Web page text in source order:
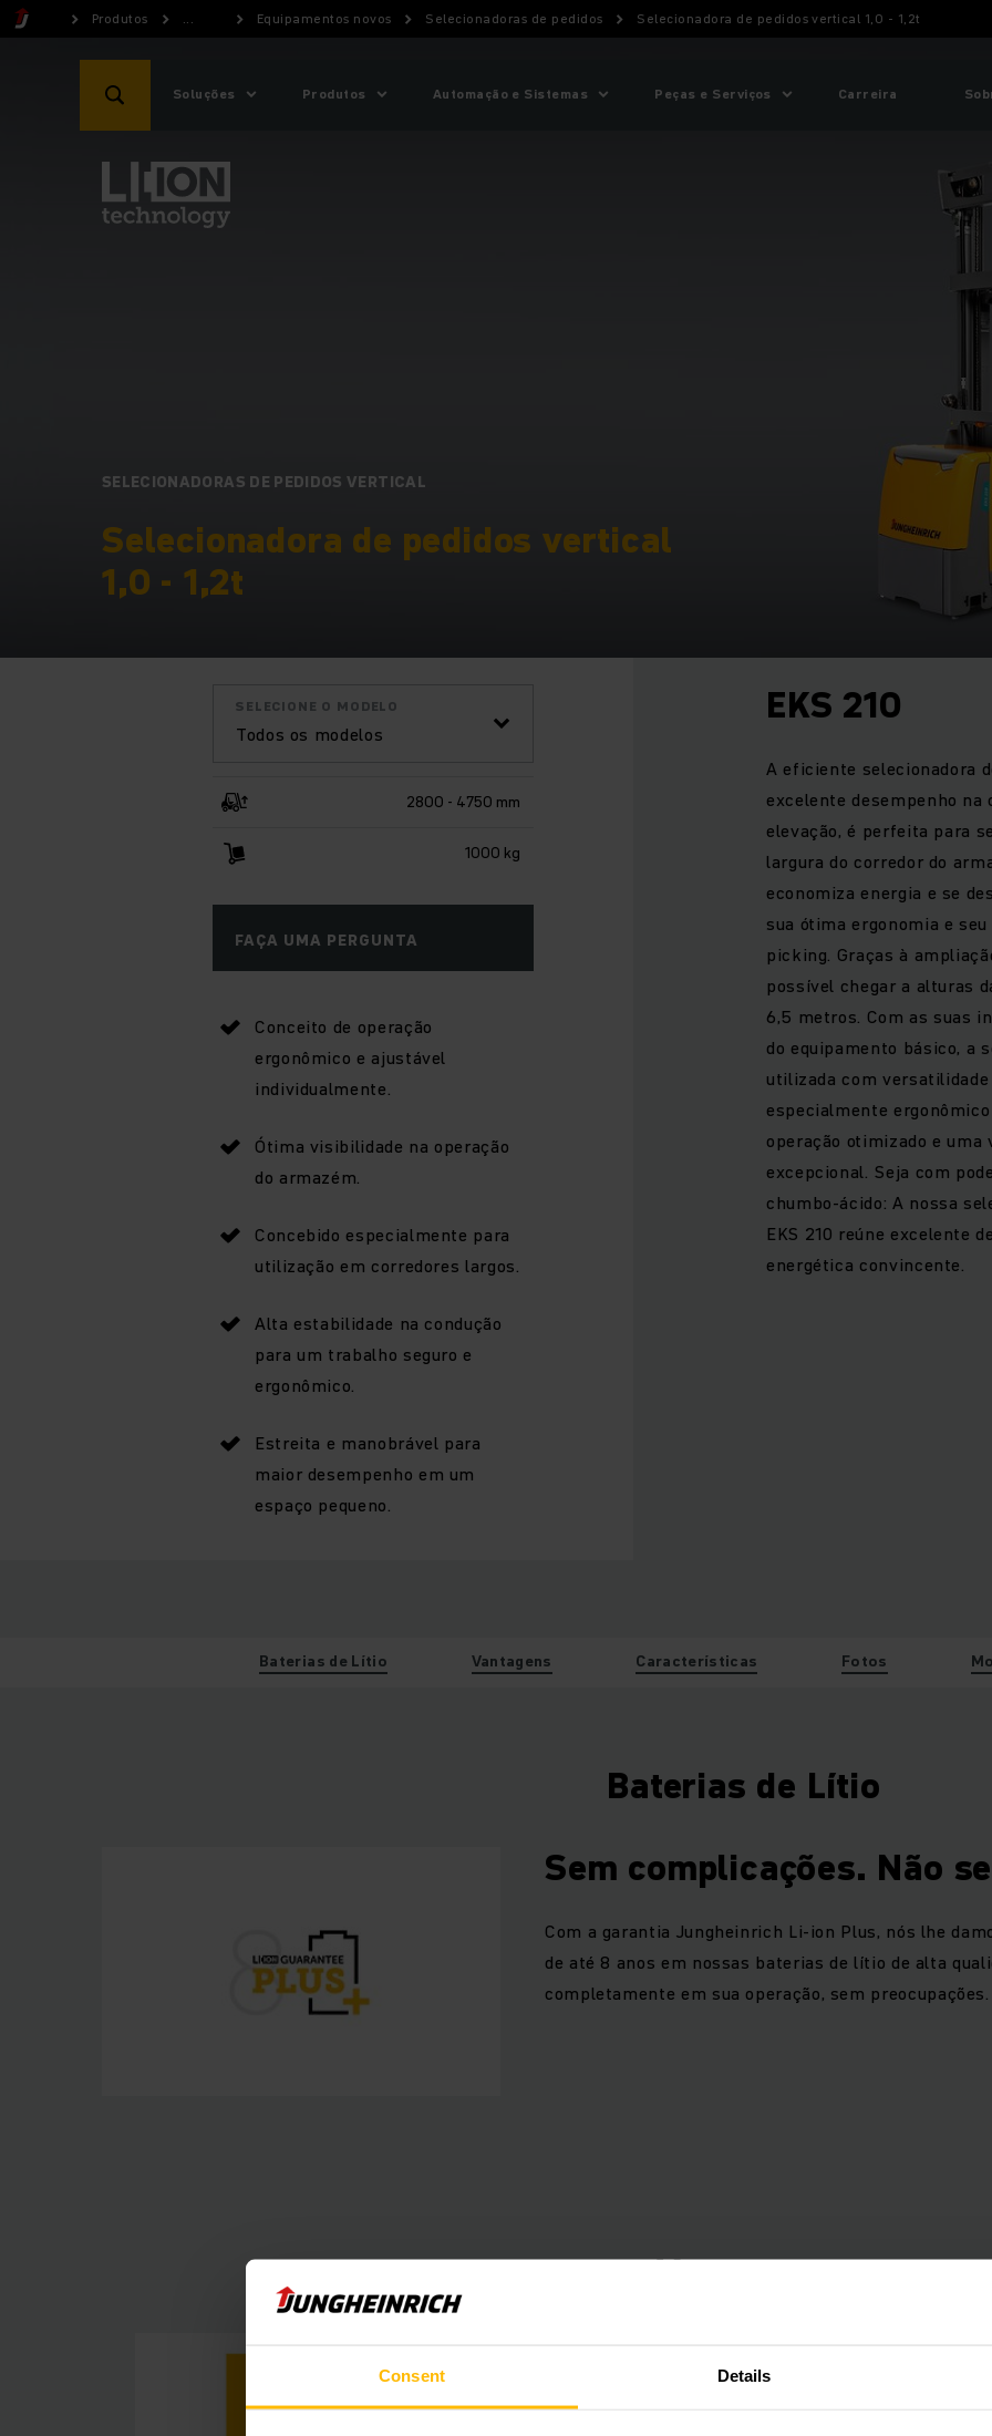
Consent Details
Produtos ... Equipamentos novos Selecionadoras de pedidos Selecionadora de pedidos vertical 1,0 - 1,2t
Soluções Produtos Automação e Sistemas Peças e Serviços Carreira
SELECIONADORAS DE PEDIDOS VERTICAL
Selecionadora de pedidos vertical
1,0 - 1,2t
Todos os modelos
SELECIONE O MODELO
2800 - 4750 mm
1000 kg
FAÇA UMA PERGUNTA
Conceito de operação
ergonômico e ajustável
individualmente.
Ótima visibilidade na operação
do armazém.
Concebido especialmente para
utilização em corredores largos.
Alta estabilidade na condução
para um trabalho seguro e
ergonômico.
Estreita e manobrável para
maior desempenho em um
espaço pequeno.
EKS 210
A eficiente selecionadora
excelente desempenho na
elevação, é perfeita para
largura do corredor do
economiza energia e se
sua ótima ergonomia e
picking. Graças à
possível chegar a alturas
6,5 metros. Com as suas
do equipamento básico, a
utilizada com
especialmente
operação otimizado e
excepcional. Seja com
chumbo-ácido: A nossa
EKS 210 reúne excelente
energética convincente.
Baterias de Lítio Vantagens Características Fotos
Baterias de Lítio
Sem complicações. Não
Com a garantia Jungheinrich Li-ion Plus, nós lhe
de até 8 anos em nossas baterias de lítio de alta
completamente em sua operação, sem preocupações.
Vantagens